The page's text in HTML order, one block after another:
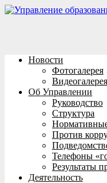
Перейти
Новости
Фотогалерея
Видеогалерея
Об Управлении
Руководство
Структура
Против
Телефоны
Результаты
Деятельность